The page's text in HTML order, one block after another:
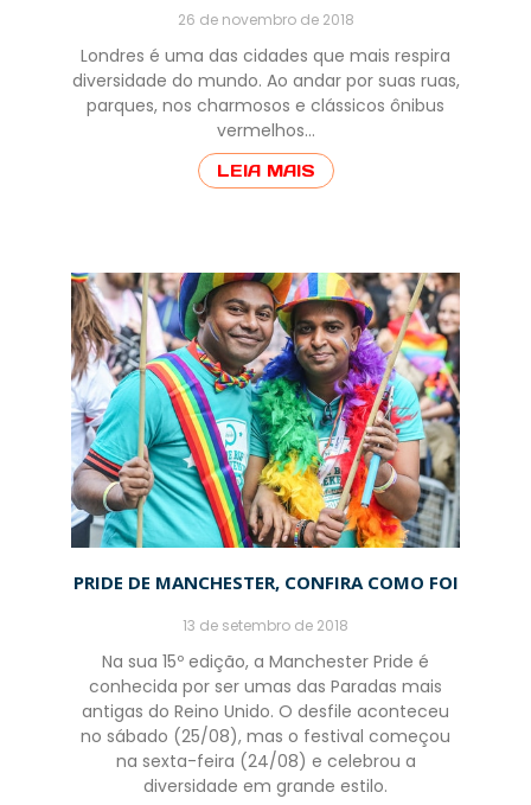
26 de novembro de 2018
Londres é uma das cidades que mais respira
diversidade do mundo. Ao andar por suas ruas,
parques, nos charmosos e clássicos ônibus
vermelhos…
LEIA MAIS
PRIDE DE MANCHESTER, CONFIRA COMO FOI
13 de setembro de 2018
Na sua 15º edição, a Manchester Pride é
conhecida por ser umas das Paradas mais
antigas do Reino Unido. O desfile aconteceu
no sábado (25/08), mas o festival começou
na sexta-feira (24/08) e celebrou a
diversidade em grande estilo.